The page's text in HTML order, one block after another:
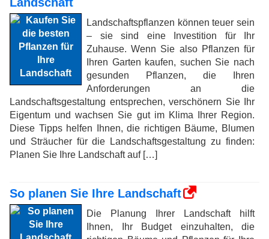
Landschaftspflanzen können teuer sein
– sie sind eine Investition für Ihr
Zuhause. Wenn Sie also Pflanzen für
Ihren Garten kaufen, suchen Sie nach
gesunden Pflanzen, die Ihren
Anforderungen an die
Landschaftsgestaltung entsprechen, verschönern Sie Ihr
Eigentum und wachsen Sie gut im Klima Ihrer Region.
Diese Tipps helfen Ihnen, die richtigen Bäume, Blumen
und Sträucher für die Landschaftsgestaltung zu finden:
Planen Sie Ihre Landschaft auf […]
So planen Sie Ihre Landschaft
Die Planung Ihrer Landschaft hilft
Ihnen, Ihr Budget einzuhalten, die